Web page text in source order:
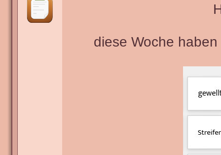
diese Woche